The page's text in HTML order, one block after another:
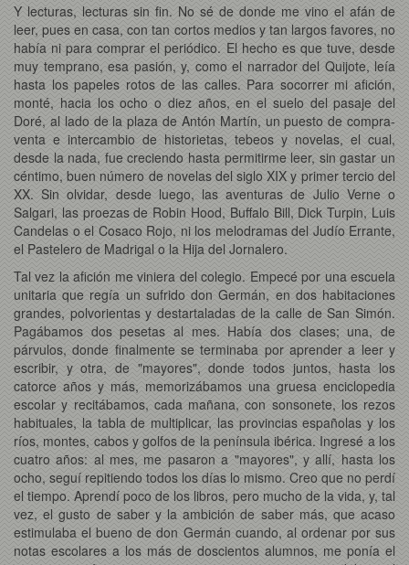
Y lecturas, lecturas sin fin. No sé de donde me vino el afán de
leer, pues en casa, con tan cortos medios y tan largos favores, no
había ni para comprar el periódico. El hecho es que tuve, desde
muy temprano, esa pasión, y, como el narrador del Quijote, leía
hasta los papeles rotos de las calles. Para socorrer mi afición,
monté, hacia los ocho o diez años, en el suelo del pasaje del
Doré, al lado de la plaza de Antón Martín, un puesto de compra-
venta e intercambio de historietas, tebeos y novelas, el cual,
desde la nada, fue creciendo hasta permitirme leer, sin gastar un
céntimo, buen número de novelas del siglo XIX y primer tercio del
XX. Sin olvidar, desde luego, las aventuras de Julio Verne o
Salgari, las proezas de Robin Hood, Buffalo Bill, Dick Turpin, Luis
Candelas o el Cosaco Rojo, ni los melodramas del Judío Errante,
el Pastelero de Madrigal o la Hija del Jornalero.
Tal vez la afición me viniera del colegio. Empecé por una escuela
unitaria que regía un sufrido don Germán, en dos habitaciones
grandes, polvorientas y destartaladas de la calle de San Simón.
Pagábamos dos pesetas al mes. Había dos clases; una, de
párvulos, donde finalmente se terminaba por aprender a leer y
escribir, y otra, de "mayores", donde todos juntos, hasta los
catorce años y más, memorizábamos una gruesa enciclopedia
escolar y recitábamos, cada mañana, con sonsonete, los rezos
habituales, la tabla de multiplicar, las provincias españolas y los
ríos, montes, cabos y golfos de la península ibérica. Ingresé a los
cuatro años: al mes, me pasaron a "mayores", y allí, hasta los
ocho, seguí repitiendo todos los días lo mismo. Creo que no perdí
el tiempo. Aprendí poco de los libros, pero mucho de la vida, y, tal
vez, el gusto de saber y la ambición de saber más, que acaso
estimulaba el bueno de don Germán cuando, al ordenar por sus
notas escolares a los más de doscientos alumnos, me ponía el